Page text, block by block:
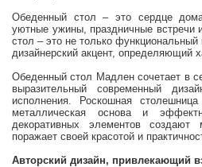
Обеденный стол – это сердце
уютные ужины, праздничные встречи
стол – это не только
дизайнерский акцент, определяющий
Обеденный стол Мадлен сочетает в
выразительный современный
исполнения. Роскошная
металлическая основа и
декоративных элементов создают
поражает своей красотой и
Авторский дизайн, привлекающий